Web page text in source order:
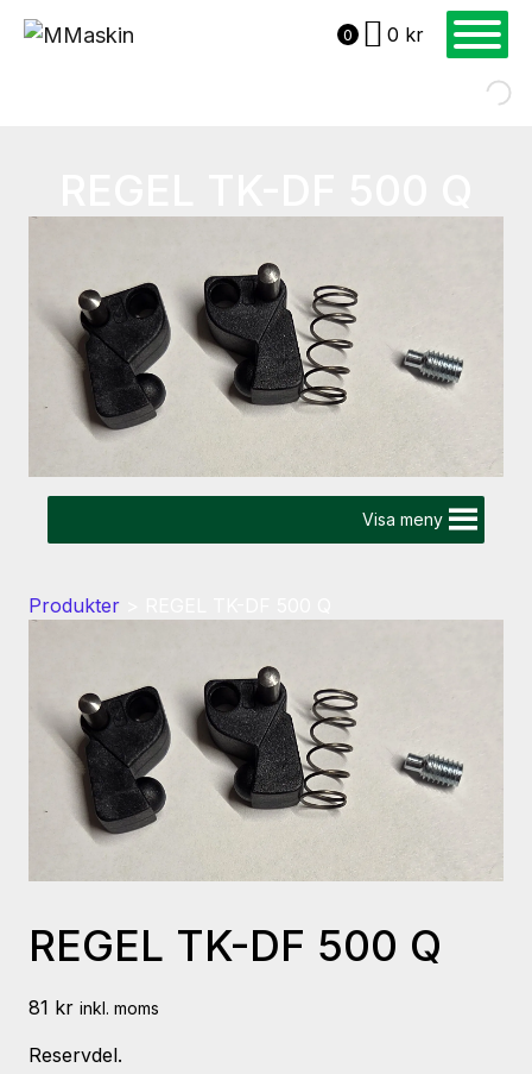
0 0 kr
Visa meny
Produkter
REGEL TK-DF 500 Q
81 kr inkl. moms
Reservdel.